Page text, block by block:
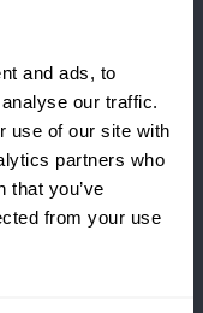
and ads, to
our traffic.
use of our site with
partners who
that you’ve
from your use